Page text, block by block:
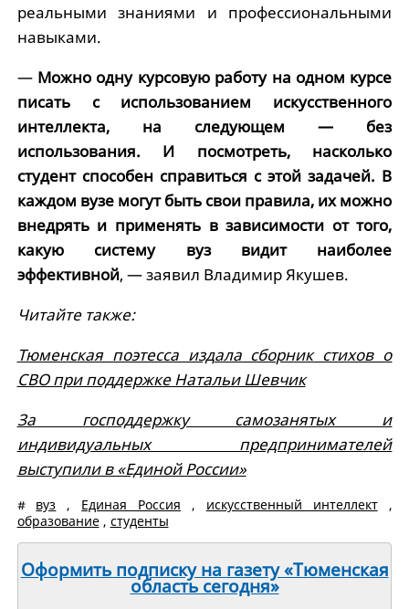
реальными знаниями и профессиональными
навыками.
— Можно одну курсовую работу на одном курсе
писать с использованием искусственного
интеллекта, на следующем — без
использования. И посмотреть, насколько
студент способен справиться с этой задачей. В
каждом вузе могут быть свои правила, их можно
внедрять и применять в зависимости от того,
какую систему вуз видит наиболее
эффективной, — заявил Владимир Якушев.
Читайте также:
Тюменская поэтесса издала сборник стихов о
СВО при поддержке Натальи Шевчик
За господдержку самозанятых и
индивидуальных предпринимателей
выступили в «Единой России»
# вуз , Единая Россия , искусственный интеллект,
образование, студенты
Оформить подписку на газету «Тюменская
область сегодня»